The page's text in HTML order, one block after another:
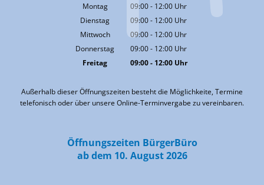
Montag 09:00- 12:00 Uhr
Von 09:00 bis 12:00 Uhr
Dienstag 09:00- 12:00 Uhr
Von 09:00 bis 12:00 Uhr
Mittwoch 09:00- 12:00 Uhr
Von 09:00 bis 12:00 Uhr
Donnerstag 09:00- 12:00 Uhr
Von 09:00 bis 12:00 Uhr
Freitag 09:00- 12:00Uhr
Außerhalb dieser Öffnungszeiten besteht die Möglichkeite, Termine
telefonisch oder über unsere Online-Terminvergabe zu vereinbaren.
Öffnungszeiten BürgerBüro
ab dem 10. August 2026